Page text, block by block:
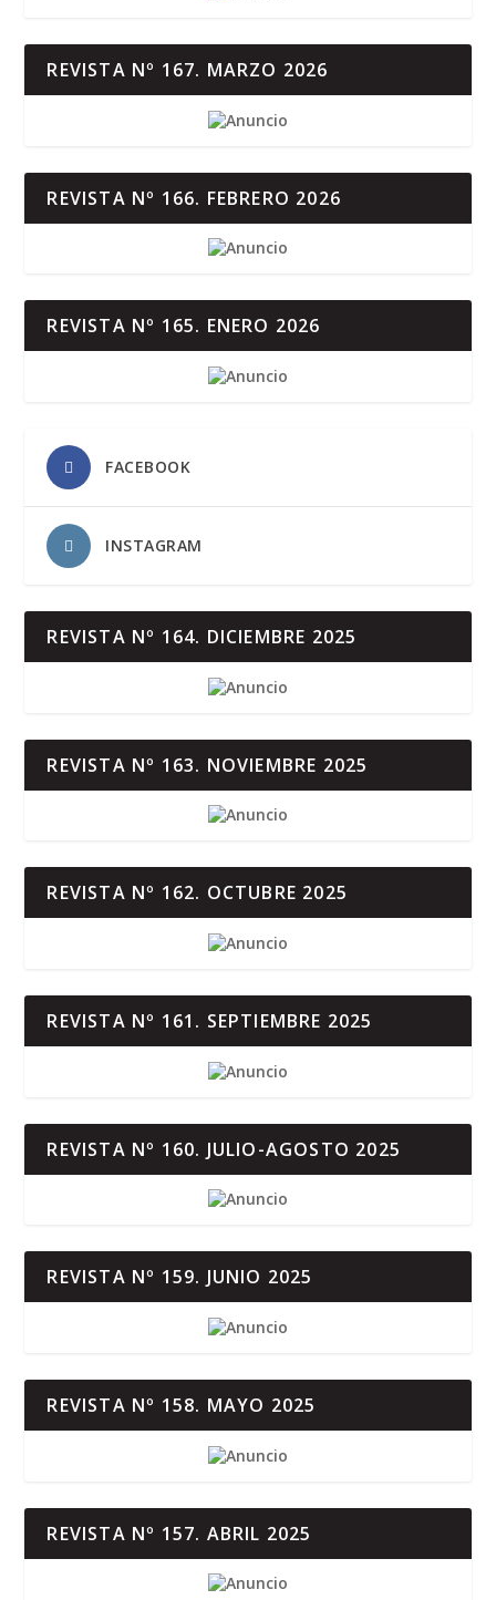
REVISTA Nº 167. MARZO 2026
REVISTA Nº 166. FEBRERO 2026
REVISTA Nº 165. ENERO 2026
FACEBOOK
INSTAGRAM
REVISTA Nº 164. DICIEMBRE 2025
REVISTA Nº 163. NOVIEMBRE 2025
REVISTA Nº 162. OCTUBRE 2025
REVISTA Nº 161. SEPTIEMBRE 2025
REVISTA Nº 160. JULIO-AGOSTO 2025
REVISTA Nº 159. JUNIO 2025
REVISTA Nº 158. MAYO 2025
REVISTA Nº 157. ABRIL 2025